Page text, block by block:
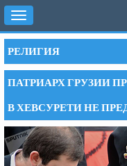
Toggle
navigation
РЕЛИГИЯ
ПАТРИАРХ ГРУЗИИ
В ХЕВСУРЕТИ НЕ